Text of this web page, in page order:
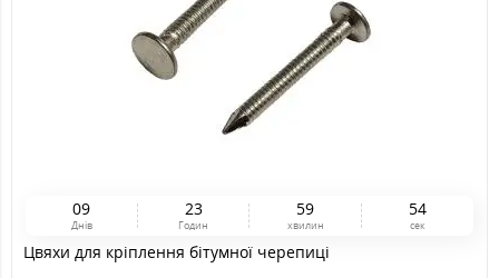
09
Днів
23
Годин
59
хвилин
52
сек
Цвяхи для кріплення бітумної черепиці